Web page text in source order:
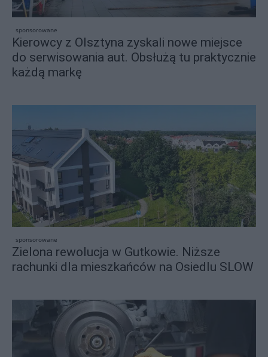
sponsorowane
Kierowcy z Olsztyna zyskali nowe miejsce
do serwisowania aut. Obsłużą tu praktycznie
każdą markę
sponsorowane
Zielona rewolucja w Gutkowie. Niższe
rachunki dla mieszkańców na Osiedlu SLOW